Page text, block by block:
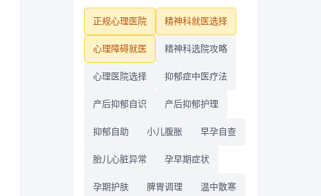
正规心理医院 精神科就医选择
心理障碍就医 精神科选院攻略
心理医院选择 抑郁症中医疗法
产后抑郁自识 产后抑郁护理
抑郁自助 小儿腹胀 早孕自查
胎儿心脏异常 孕早期症状
孕期护肤 脾胃调理 温中散寒